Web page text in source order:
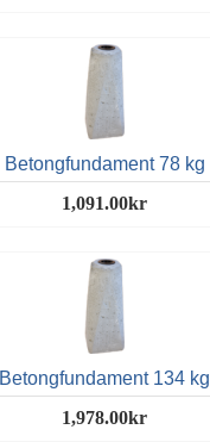
Betongfundament 78 kg
1,091.00kr
Betongfundament 134 kg
1,978.00kr